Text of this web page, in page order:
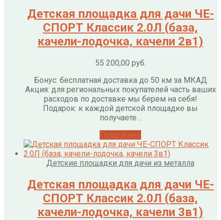
Детская площадка для дачи ЧЕ-
СПОРТ Классик 2.0Л (база,
качели-лодочка, качели 2в1)
55 200,00 руб.
Бонус: бесплатная доставка до 50 км за МКАД
Акция: для региональных покупателей часть ваших
расходов по доставке мы берем на себя!
Подарок: к каждой детской площадке вы
получаете…
Детские площадки для дачи из металла
Детская площадка для дачи ЧЕ-
СПОРТ Классик 2.0Л (база,
качели-лодочка, качели 3в1)